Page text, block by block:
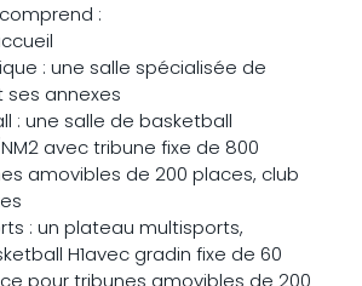
:
: une salle spécialisée de
annexes
: une salle de basketball
avec tribune fixe de 800
amovibles de 200 places, club
: un plateau multisports,
H1avec gradin fixe de 60
pour tribunes amovibles de 200